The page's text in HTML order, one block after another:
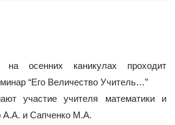
осенних каникулах проходит
“Его Величество Учитель…”
участие учителя математики и
А.А. и Сапченко М.А.